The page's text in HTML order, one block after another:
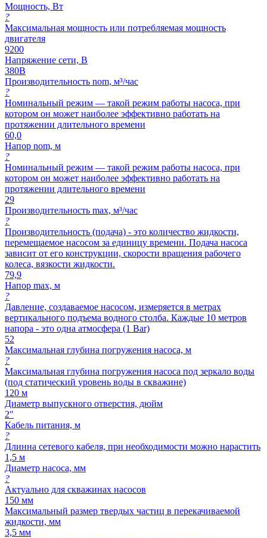
Мощность, Вт
?
Максимальная мощность или потребляемая мощность
двигателя
9200
Напряжение сети, В
380В
Производительность nom, м³/час
?
Номинальный режим — такой режим работы насоса, при
котором он может наиболее эффективно работать на
протяжении длительного времени
60,0
Напор nom, м
?
Номинальный режим — такой режим работы насоса, при
котором он может наиболее эффективно работать на
протяжении длительного времени
29
Производительность max, м³/час
?
Производительность (подача) - это количество жидкости,
перемещаемое насосом за единицу времени. Подача насоса
зависит от его конструкции, скорости вращения рабочего
колеса, вязкости жидкости.
79,9
Напор max, м
?
Давление, создаваемое насосом, измеряется в метрах
вертикального подъема водного столба. Каждые 10 метров
напора - это одна атмосфера (1 Bar)
52
Максимальная глубина погружения насоса, м
?
Максимальная глубина погружения насоса под зеркало воды
(под статический уровень воды в скважине)
120 м
Диаметр выпускного отверстия, дюйм
2"
Кабель питания, м
?
Длинна сетевого кабеля, при необходимости можно нарастить
1,5 м
Диаметр насоса, мм
?
Актуально для скважинах насосов
150 мм
Максимальный размер твердых частиц в перекачиваемой
жидкости, мм
3,5 мм